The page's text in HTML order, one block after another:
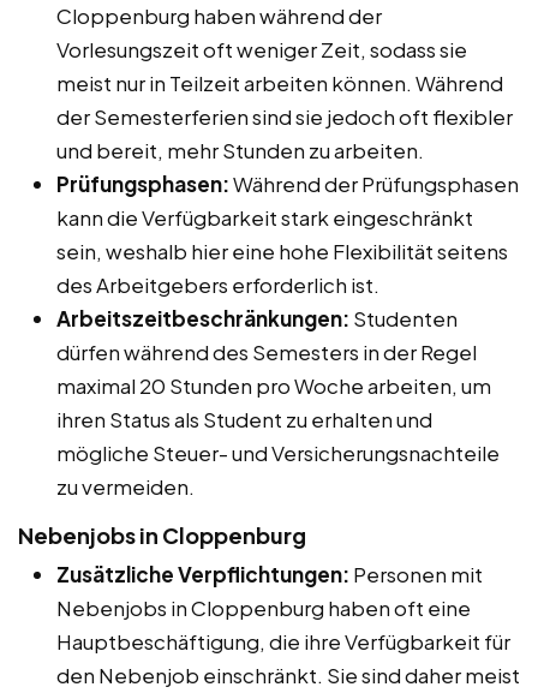
Cloppenburg haben während der
Vorlesungszeit oft weniger Zeit, sodass sie
meist nur in Teilzeit arbeiten können. Während
der Semesterferien sind sie jedoch oft flexibler
und bereit, mehr Stunden zu arbeiten.
Prüfungsphasen:Während der Prüfungsphasen
kann die Verfügbarkeit stark eingeschränkt
sein, weshalb hier eine hohe Flexibilität seitens
des Arbeitgebers erforderlich ist.
Arbeitszeitbeschränkungen: Studenten
dürfen während des Semesters in der Regel
maximal 20 Stunden pro Woche arbeiten, um
ihren Status als Student zu erhalten und
mögliche Steuer- und Versicherungsnachteile
zu vermeiden.
Nebenjobs in Cloppenburg
Zusätzliche Verpflichtungen: Personen mit
Nebenjobs in Cloppenburg haben oft eine
Hauptbeschäftigung, die ihre Verfügbarkeit für
den Nebenjob einschränkt. Sie sind daher meist